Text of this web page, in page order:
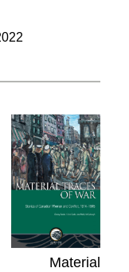
Material